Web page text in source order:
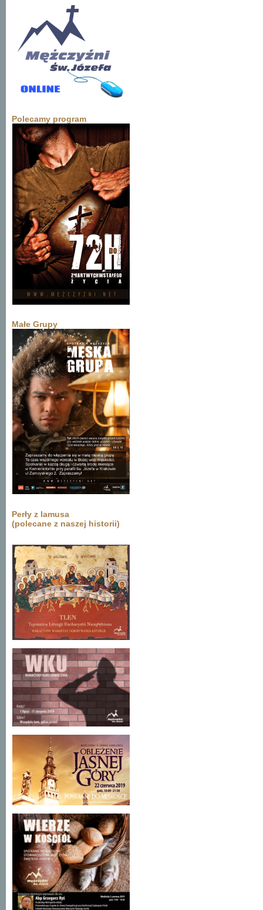
Polecamy program
Małe Grupy
Perły z lamusa
(polecane z naszej historii)